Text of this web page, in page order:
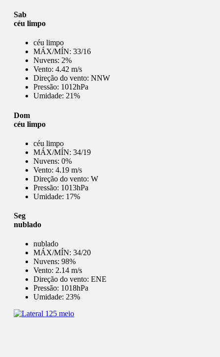
Sab
céu limpo
céu limpo
MÁX/MÍN: 33/16
Nuvens: 2%
Vento: 4.42 m/s
Direção do vento: NNW
Pressão: 1012hPa
Umidade: 21%
Dom
céu limpo
céu limpo
MÁX/MÍN: 34/19
Nuvens: 0%
Vento: 4.19 m/s
Direção do vento: W
Pressão: 1013hPa
Umidade: 17%
Seg
nublado
nublado
MÁX/MÍN: 34/20
Nuvens: 98%
Vento: 2.14 m/s
Direção do vento: ENE
Pressão: 1018hPa
Umidade: 23%